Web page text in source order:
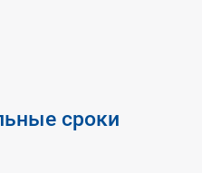
сроки